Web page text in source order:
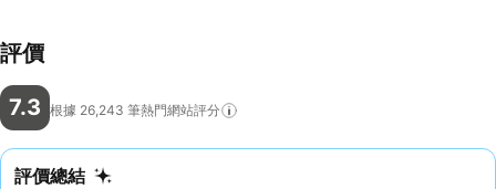
評價
7.3 根據 26,243 筆熱門網站評分
評價總結